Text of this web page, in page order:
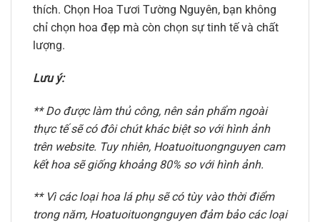
thích. Chọn Hoa Tươi Tường Nguyên, bạn không
chỉ chọn hoa đẹp mà còn chọn sự tinh tế và chất
lượng.
Lưu ý:
** Do được làm thủ công, nên sản phẩm ngoài
thực tế sẽ có đôi chút khác biệt so với hình ảnh
trên website. Tuy nhiên, Hoatuoituongnguyen cam
kết hoa sẽ giống khoảng 80% so với hình ảnh.
** Vì các loại hoa lá phụ sẽ có tùy vào thời điểm
trong năm, Hoatuoituongnguyen đảm bảo các loại